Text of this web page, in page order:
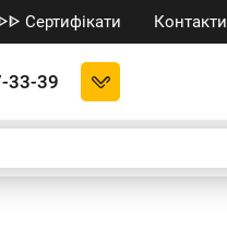
Сертифікати Контакти
33-39